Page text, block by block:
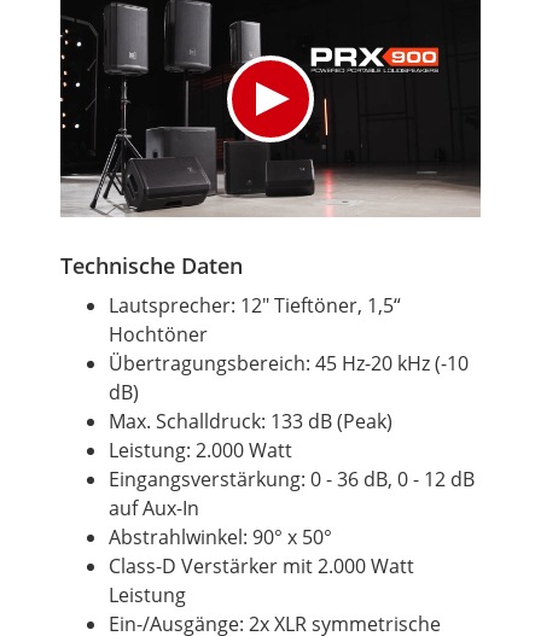
Technische Daten
Lautsprecher: 12" Tieftöner, 1,5“
Hochtöner
Übertragungsbereich: 45 Hz-20 kHz (-10
dB)
Max. Schalldruck: 133 dB (Peak)
Leistung: 2.000 Watt
Eingangsverstärkung: 0 - 36 dB, 0 - 12 dB
auf Aux-In
Abstrahlwinkel: 90° x 50°
Class-D Verstärker mit 2.000 Watt
Leistung
Ein-/Ausgänge: 2x XLR symmetrische